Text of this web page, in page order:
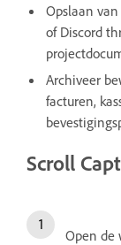
Opslaan
of Discord
Archiveer
facturen,
Scroll
Open de